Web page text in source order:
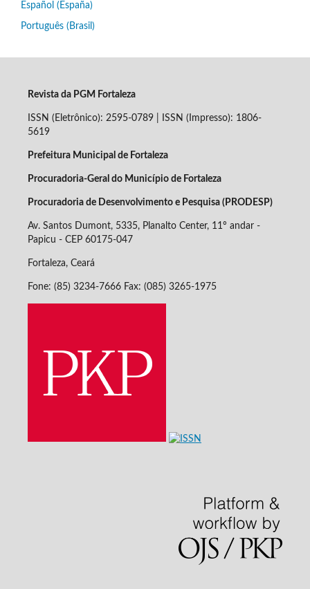
Español (España)
Português (Brasil)
Revista da PGM Fortaleza
ISSN (Eletrônico): 2595-0789 | ISSN (Impresso): 1806-
5619
Prefeitura Municipal de Fortaleza
Procuradoria-Geral do Município de Fortaleza
Procuradoria de Desenvolvimento e Pesquisa (PRODESP)
Av. Santos Dumont, 5335, Planalto Center, 11º andar -
Papicu - CEP 60175-047
Fortaleza, Ceará
Fone: (85) 3234-7666 Fax: (085) 3265-1975